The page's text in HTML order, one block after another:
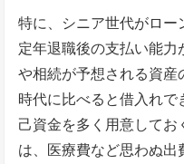
特に、シニア世代がロー
定年退職後の支払い能
や相続が予想される資産
時代に比べると借入れで
己資金を多く用意してお
は、医療費など思わぬ